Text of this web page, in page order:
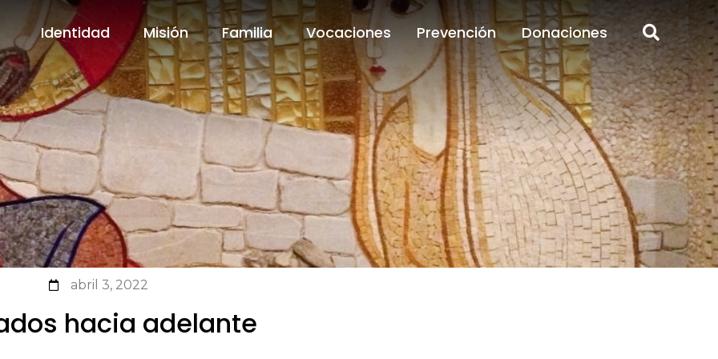
Identidad Misión Familia Vocaciones Prevención Donaciones
Identidad Misión Familia Vocaciones Prevención Donaciones
abril 3, 2022
hacia adelante